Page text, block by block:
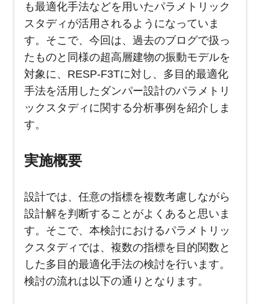
も最適化手法などを用いたパラメトリック
スタディが活用されるようになっていま
す。そこで、今回は、過去のブログで扱っ
たものと同様の超高層建物の振動モデルを
対象に、RESP-F3Tに対し、多目的最適化
手法を活用したダンパー設計のパラメトリ
ックスタディに関する分析事例を紹介しま
す。
実施概要
設計では、任意の指標を複数考慮しながら
設計解を判断することがよくあると思いま
す。そこで、本検討におけるパラメトリッ
クスタディでは、複数の指標を目的関数と
した多目的最適化手法の検討を行います。
検討の流れは以下の通りとなります。